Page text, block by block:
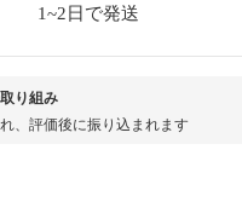
1~2日で発送
り組み
、評価後に振り込まれます